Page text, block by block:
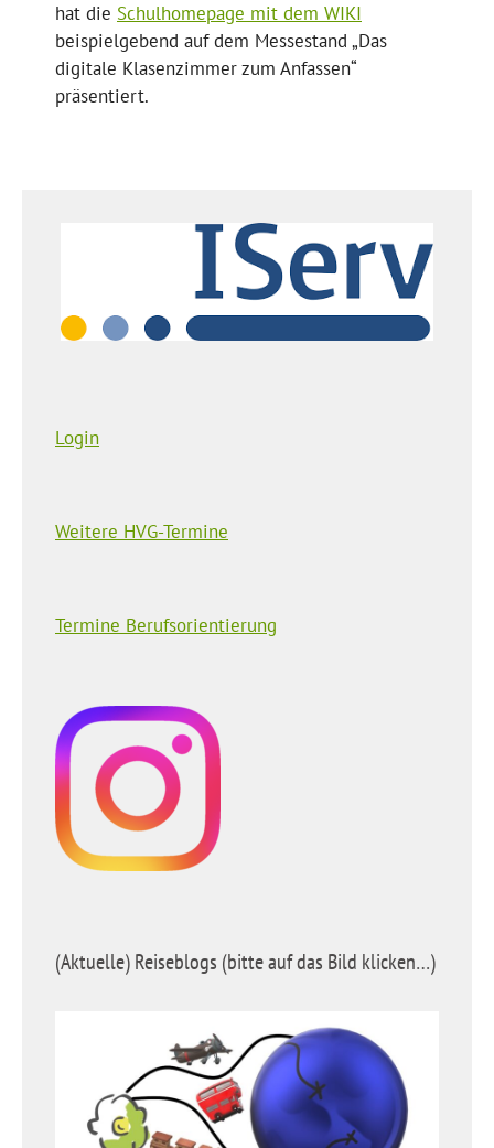
hat die Schulhomepage mit dem WIKI
beispielgebend auf dem Messestand „Das
digitale Klasenzimmer zum Anfassen“
präsentiert.
Login
Weitere HVG-Termine
Termine Berufsorientierung
(Aktuelle) Reiseblogs (bitte auf das Bild klicken…)